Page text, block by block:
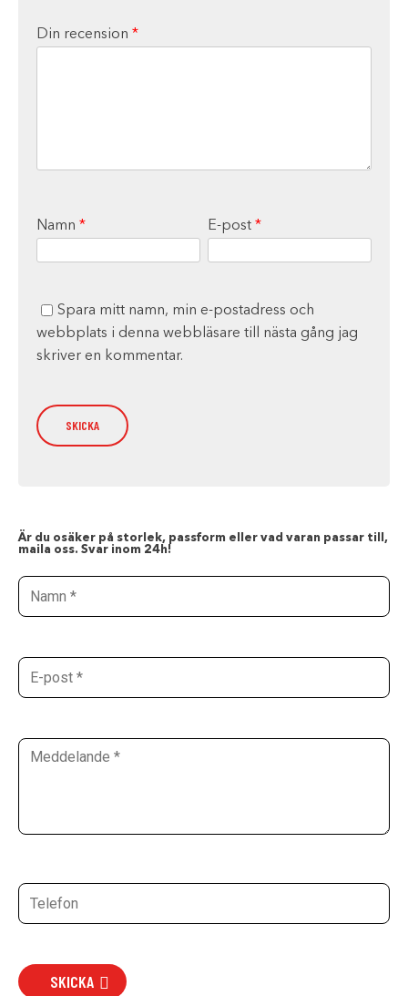
Din recension *
Namn * E-post *
Spara mitt namn, min e-postadress och
webbplats i denna webbläsare till nästa gång jag
skriver en kommentar.
Är du osäker på storlek, passform eller vad varan passar till,
maila oss. Svar inom 24h!
SKICKA